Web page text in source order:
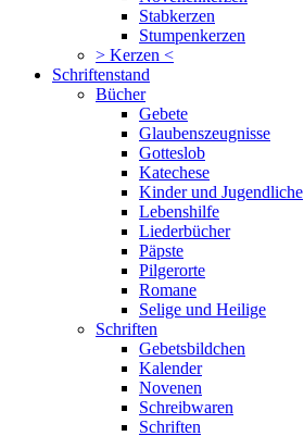
Stabkerzen
Stumpenkerzen
> Kerzen <
Schriftenstand
Bücher
Gebete
Glaubenszeugnisse
Gotteslob
Katechese
Kinder und Jugendliche
Lebenshilfe
Liederbücher
Päpste
Pilgerorte
Romane
Selige und Heilige
Schriften
Gebetsbildchen
Kalender
Novenen
Schreibwaren
Schriften